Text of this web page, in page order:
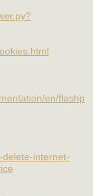
en/flashp
internet-